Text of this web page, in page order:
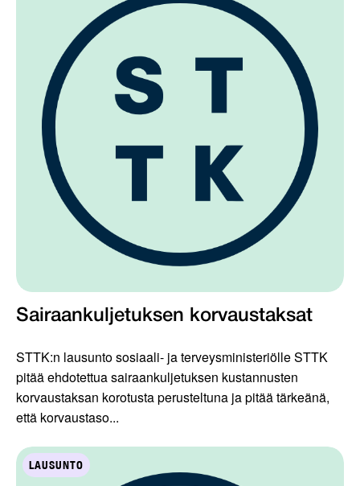
Sairaankuljetuksen korvaustaksat
STTK:n lausunto sosiaali- ja terveysministeriölle STTK
pitää ehdotettua sairaankuljetuksen kustannusten
korvaustaksan korotusta perusteltuna ja pitää tärkeänä,
että korvaustaso...
LAUSUNTO